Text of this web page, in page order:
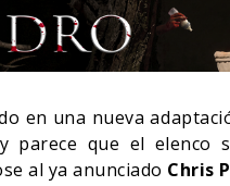
en una nueva
parece que el elenco
al ya anunciado Chris